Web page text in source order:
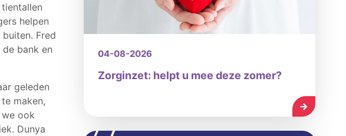
helpen
Fred
bank en
geleden
maken,
ook
Dunya
04-08-2026
Zorginzet: helpt u mee deze zomer?
LEES